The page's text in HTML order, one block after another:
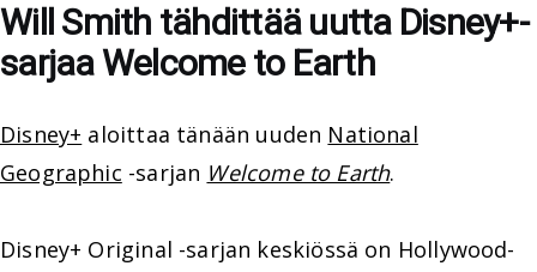
Will Smith tähdittää uutta Disney+-
sarjaa Welcome to Earth
Disney+ aloittaa tänään uuden National
Geographic -sarjan Welcome to Earth.
Disney+ Original -sarjan keskiössä on Hollywood-